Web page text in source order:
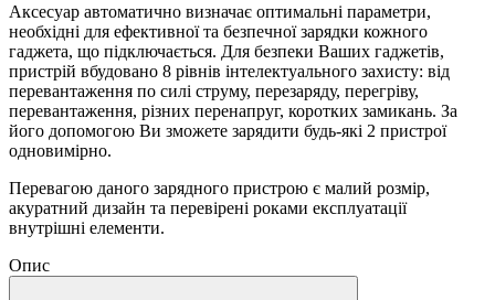
Аксесуар автоматично визначає оптимальні параметри,
необхідні для ефективної та безпечної зарядки кожного
гаджета, що підключається. Для безпеки Ваших гаджетів,
пристрій вбудовано 8 рівнів інтелектуального захисту: від
перевантаження по силі струму, перезаряду, перегріву,
перевантаження, різних перенапруг, коротких замикань. За
його допомогою Ви зможете зарядити будь-які 2 пристрої
одновимірно.
Перевагою даного зарядного пристрою є малий розмір,
акуратний дизайн та перевірені роками експлуатації
внутрішні елементи.
Опис